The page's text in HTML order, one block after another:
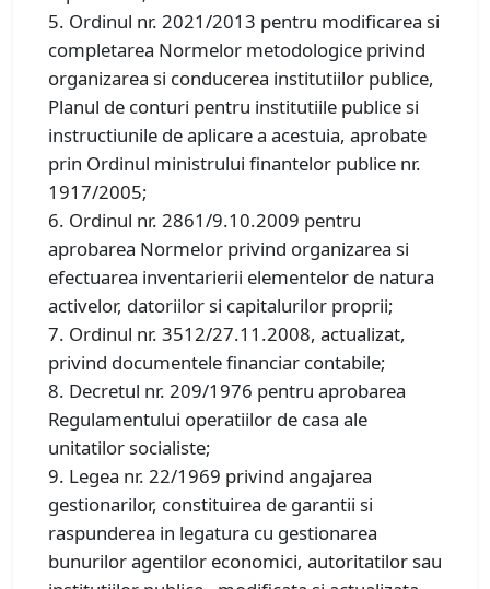
5. Ordinul nr. 2021/2013 pentru modificarea si
completarea Normelor metodologice privind
organizarea si conducerea institutiilor publice,
Planul de conturi pentru institutiile publice si
instructiunile de aplicare a acestuia, aprobate
prin Ordinul ministrului finantelor publice nr.
1917/2005;
6. Ordinul nr. 2861/9.10.2009 pentru
aprobarea Normelor privind organizarea si
efectuarea inventarierii elementelor de natura
activelor, datoriilor si capitalurilor proprii;
7. Ordinul nr. 3512/27.11.2008, actualizat,
privind documentele financiar contabile;
8. Decretul nr. 209/1976 pentru aprobarea
Regulamentului operatiilor de casa ale
unitatilor socialiste;
9. Legea nr. 22/1969 privind angajarea
gestionarilor, constituirea de garantii si
raspunderea in legatura cu gestionarea
bunurilor agentilor economici, autoritatilor sau